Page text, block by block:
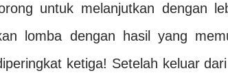
untuk melanjutkan dengan
lomba dengan hasil yang
ketiga! Setelah keluar